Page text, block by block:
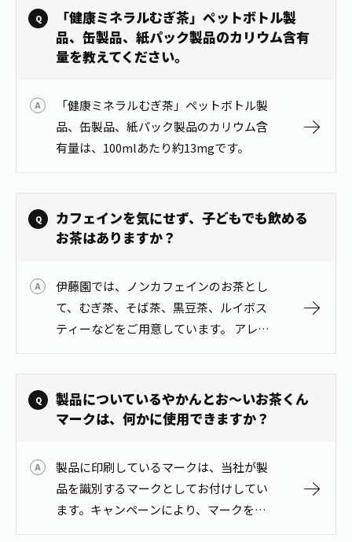
製品の原料産地
茶産地育成事業
茶殻リサイクルシステム
お茶の妖精
Green Tea for Good
未来の桜プロジェクト
伊藤園レディス
THE ITOEN
Inner CHARM
健康体
Crazy Jasmine
「健康ミネラルむぎ茶」ペットボトル製
品、缶製品、紙パック製品のカリウム含有
量を教えてください。
「健康ミネラルむぎ茶」ペットボトル製
品、缶製品、紙パック製品のカリウム含
有量は、100mlあたり約13mgです。
カフェインを気にせず、子どもでも飲める
お茶はありますか？
伊藤園では、ノンカフェインのお茶とし
て、むぎ茶、そば茶、黒豆茶、ルイボス
ティーなどをご用意しています。 アレル
ギー等にご注意のうえ、ご使用くださ
い。 ＊むぎ茶・・大麦使用（大麦はアレ
ルゲン特定原材料外） ＊そば茶・・そ
ば…
製品についているやかんとお～いお茶くん
マークは、何かに使用できますか？
製品に印刷しているマークは、当社が製
品を識別するマークとしてお付けしてい
ます。キャンペーンにより、マークを応
募マークとして使用するキャンペーンを